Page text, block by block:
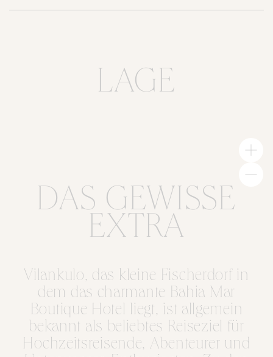
LAGE
DAS GEWISSE
EXTRA
Vilankulo, das kleine Fischerdorf in
dem das charmante Bahia Mar
Boutique Hotel liegt, ist allgemein
bekannt als beliebtes Reiseziel für
Hochzeitsreisende, Abenteurer und